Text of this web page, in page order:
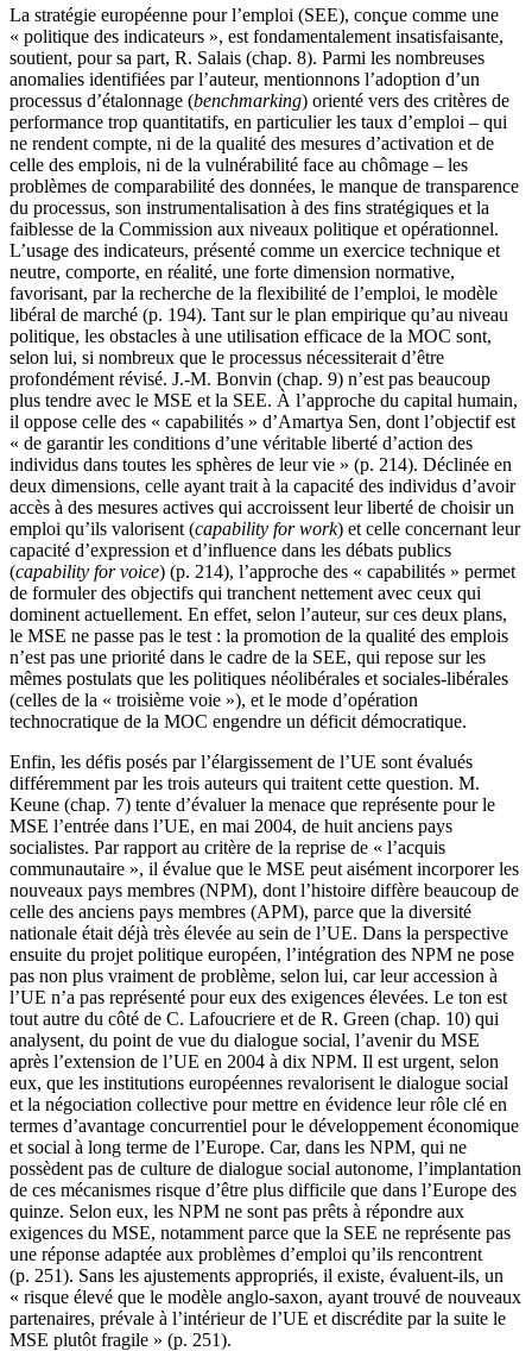
La stratégie européenne pour l’emploi (SEE), conçue comme une
« politique des indicateurs », est fondamentalement insatisfaisante,
soutient, pour sa part, R. Salais (chap. 8). Parmi les nombreuses
anomalies identifiées par l’auteur, mentionnons l’adoption d’un
processus d’étalonnage (benchmarking) orienté vers des critères de
performance trop quantitatifs, en particulier les taux d’emploi – qui
ne rendent compte, ni de la qualité des mesures d’activation et de
celle des emplois, ni de la vulnérabilité face au chômage – les
problèmes de comparabilité des données, le manque de transparence
du processus, son instrumentalisation à des fins stratégiques et la
faiblesse de la Commission aux niveaux politique et opérationnel.
L’usage des indicateurs, présenté comme un exercice technique et
neutre, comporte, en réalité, une forte dimension normative,
favorisant, par la recherche de la flexibilité de l’emploi, le modèle
libéral de marché (p. 194). Tant sur le plan empirique qu’au niveau
politique, les obstacles à une utilisation efficace de la MOC sont,
selon lui, si nombreux que le processus nécessiterait d’être
profondément révisé. J.-M. Bonvin (chap. 9) n’est pas beaucoup
plus tendre avec le MSE et la SEE. À l’approche du capital humain,
il oppose celle des « capabilités » d’Amartya Sen, dont l’objectif est
« de garantir les conditions d’une véritable liberté d’action des
individus dans toutes les sphères de leur vie » (p. 214). Déclinée en
deux dimensions, celle ayant trait à la capacité des individus d’avoir
accès à des mesures actives qui accroissent leur liberté de choisir un
emploi qu’ils valorisent (capability for work) et celle concernant leur
capacité d’expression et d’influence dans les débats publics
(capability for voice) (p. 214), l’approche des « capabilités » permet
de formuler des objectifs qui tranchent nettement avec ceux qui
dominent actuellement. En effet, selon l’auteur, sur ces deux plans,
le MSE ne passe pas le test : la promotion de la qualité des emplois
n’est pas une priorité dans le cadre de la SEE, qui repose sur les
mêmes postulats que les politiques néolibérales et sociales-libérales
(celles de la « troisième voie »), et le mode d’opération
technocratique de la MOC engendre un déficit démocratique.
Enfin, les défis posés par l’élargissement de l’UE sont évalués
différemment par les trois auteurs qui traitent cette question. M.
Keune (chap. 7) tente d’évaluer la menace que représente pour le
MSE l’entrée dans l’UE, en mai 2004, de huit anciens pays
socialistes. Par rapport au critère de la reprise de « l’acquis
communautaire », il évalue que le MSE peut aisément incorporer les
nouveaux pays membres (NPM), dont l’histoire diffère beaucoup de
celle des anciens pays membres (APM), parce que la diversité
nationale était déjà très élevée au sein de l’UE. Dans la perspective
ensuite du projet politique européen, l’intégration des NPM ne pose
pas non plus vraiment de problème, selon lui, car leur accession à
l’UE n’a pas représenté pour eux des exigences élevées. Le ton est
tout autre du côté de C. Lafoucriere et de R. Green (chap. 10) qui
analysent, du point de vue du dialogue social, l’avenir du MSE
après l’extension de l’UE en 2004 à dix NPM. Il est urgent, selon
eux, que les institutions européennes revalorisent le dialogue social
et la négociation collective pour mettre en évidence leur rôle clé en
termes d’avantage concurrentiel pour le développement économique
et social à long terme de l’Europe. Car, dans les NPM, qui ne
possèdent pas de culture de dialogue social autonome, l’implantation
de ces mécanismes risque d’être plus difficile que dans l’Europe des
quinze. Selon eux, les NPM ne sont pas prêts à répondre aux
exigences du MSE, notamment parce que la SEE ne représente pas
une réponse adaptée aux problèmes d’emploi qu’ils rencontrent
(p. 251). Sans les ajustements appropriés, il existe, évaluent-ils, un
« risque élevé que le modèle anglo-saxon, ayant trouvé de nouveaux
partenaires, prévale à l’intérieur de l’UE et discrédite par la suite le
MSE plutôt fragile » (p. 251).